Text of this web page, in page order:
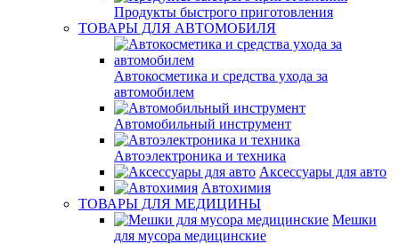
Продукты быстрого приготовления
ТОВАРЫ ДЛЯ АВТОМОБИЛЯ
Автокосметика и средства ухода за
автомобилем
Автомобильный инструмент
Автоэлектроника и техника
Аксессуары для авто
Автохимия
ТОВАРЫ ДЛЯ МЕДИЦИНЫ
Мешки
для мусора медицинские